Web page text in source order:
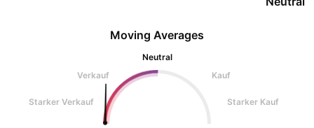
Moving Averages
Neutral
Verkauf
Kauf
Starker Verkauf Starker Kauf